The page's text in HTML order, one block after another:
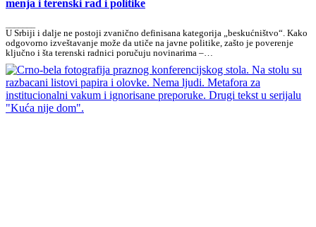
menja i terenski rad i politike
U Srbiji i dalje ne postoji zvanično definisana kategorija „beskućništvo“. Kako
odgovorno izveštavanje može da utiče na javne politike, zašto je poverenje
ključno i šta terenski radnici poručuju novinarima –…